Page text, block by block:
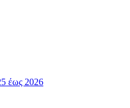
έως 2026